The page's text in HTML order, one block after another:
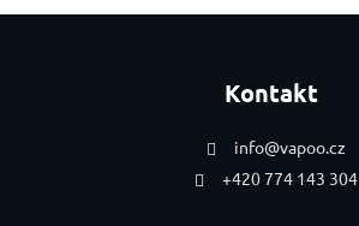
Kontakt
info@vapoo.cz
+420 774 143 304